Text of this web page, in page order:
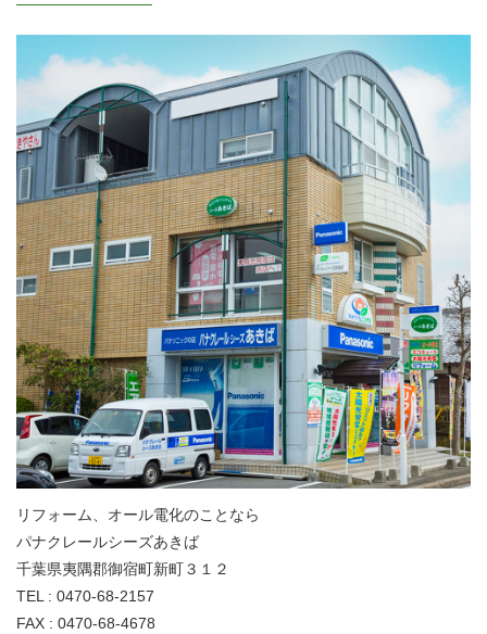
リフォーム、オール電化のことなら
パナクレールシーズあきば
千葉県夷隅郡御宿町新町３１２
TEL : 0470-68-2157
FAX : 0470-68-4678